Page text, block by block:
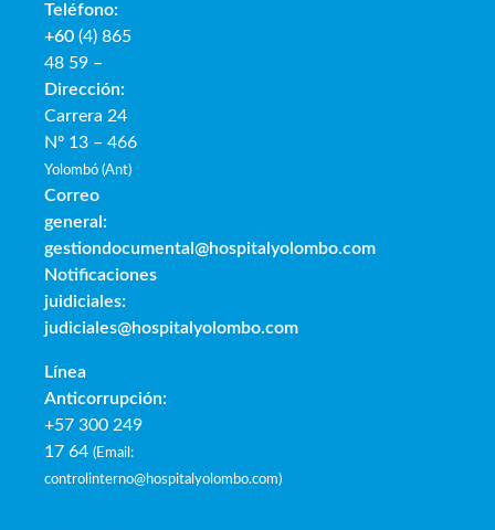
Teléfono:
+60 (4) 865
48 59 –
Dirección:
Carrera 24
Nº 13 – 466
Yolombó (Ant)
Correo
general:
gestiondocumental@hospitalyolombo.com
Notificaciones
juidiciales:
judiciales@hospitalyolombo.com
Línea
Anticorrupción:
+57 300 249
17 64 (Email:
controlinterno@hospitalyolombo.com)